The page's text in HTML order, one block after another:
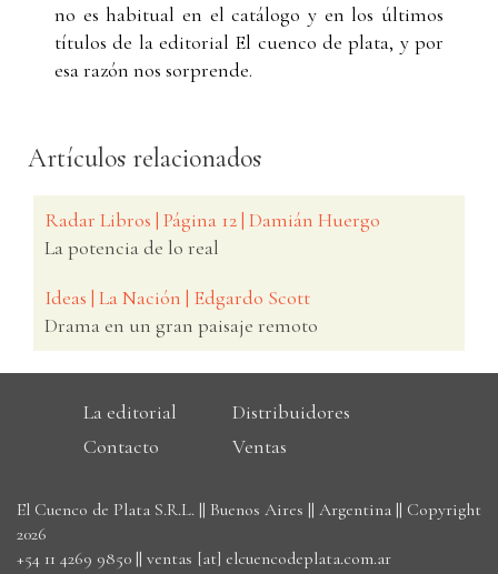
no es habitual en el catálogo y en los últimos
títulos de la editorial El cuenco de plata, y por
esa razón nos sorprende.
Artículos relacionados
Radar Libros | Página 12 | Damián Huergo
La potencia de lo real
Ideas | La Nación | Edgardo Scott
Drama en un gran paisaje remoto
La editorial
Distribuidores
Contacto
Ventas
El Cuenco de Plata S.R.L. || Buenos Aires || Argentina || Copyright
2026
+54 11 4269 9850 || ventas [at] elcuencodeplata.com.ar